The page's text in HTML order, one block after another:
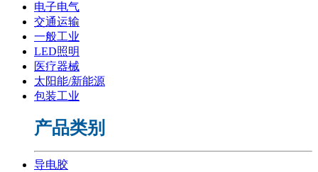
电子电气
交通运输
一般工业
LED照明
医疗器械
太阳能/新能源
包装工业
产品类别
导电胶